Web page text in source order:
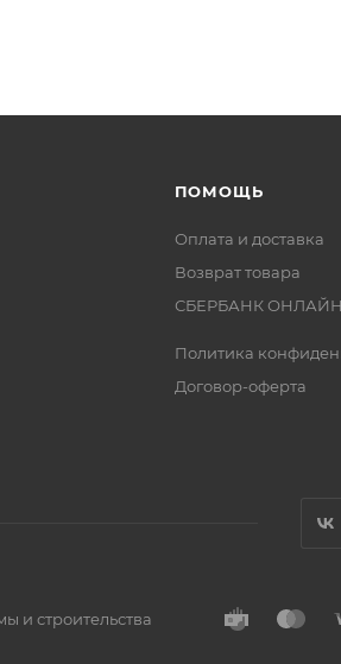
ПОМОЩЬ
Оплата и доставка
Возврат товара
СБЕРБАНК
Политика
Договор-оферта
и строительства